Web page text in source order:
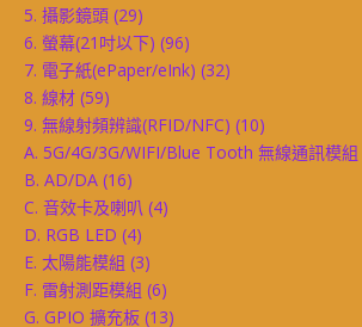
5. 攝影鏡頭 (29)
6. 螢幕(21吋以下) (96)
7. 電子紙(ePaper/eInk) (32)
8. 線材 (59)
9. 無線射頻辨識(RFID/NFC) (10)
A. 5G/4G/3G/WIFI/Blue Tooth 無線通訊模組
B. AD/DA (16)
C. 音效卡及喇叭 (4)
D. RGB LED (4)
E. 太陽能模組 (3)
F. 雷射測距模組 (6)
G. GPIO 擴充板 (13)